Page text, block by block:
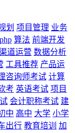
划 项目管理 业务
php 算法 前端开发
道运营 数据分析
工具推荐 产品运
咨询师考试 计算
考 英语考试 项目
会计职称考试 建
中 高中 大学 小学
出行 教育培训
加